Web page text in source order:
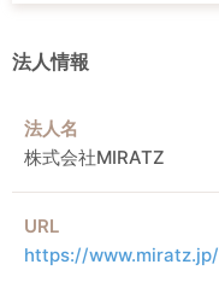
法人情報
法人名
株式会社MIRATZ
URL
https://www.miratz.jp/